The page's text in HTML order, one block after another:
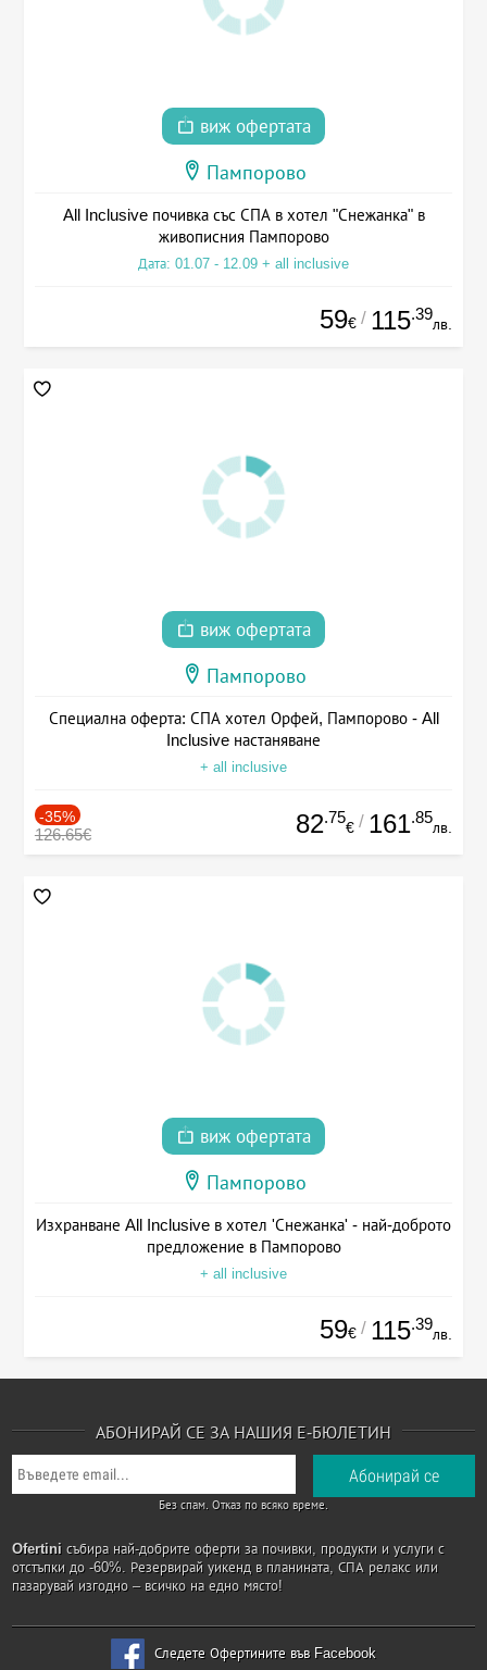
виж офертата
Пампорово
All Inclusive почивка със СПА в хотел "Снежанка" в
живописния Пампорово
Дата: 01.07 - 12.09 + all inclusive
59€ / 115.39
лв.
виж офертата
Пампорово
Специална оферта: СПА хотел Орфей, Пампорово - All
Inclusive настаняване
+ all inclusive
-35%
126.65€ 82.75
€ / 161.85
лв.
виж офертата
Пампорово
Изхранване All Inclusive в хотел 'Снежанка' - най-доброто
предложение в Пампорово
+ all inclusive
59€ / 115.39
лв.
АБОНИРАЙ СЕ ЗА НАШИЯ Е-БЮЛЕТИН
Без спам. Отказ по всяко време.
Ofertini събира най-добрите оферти за почивки, продукти и услуги с
отстъпки до -60%. Резервирай уикенд в планината, СПА релакс или
пазарувай изгодно – всичко на едно място!
Следете Офертините във Facebook